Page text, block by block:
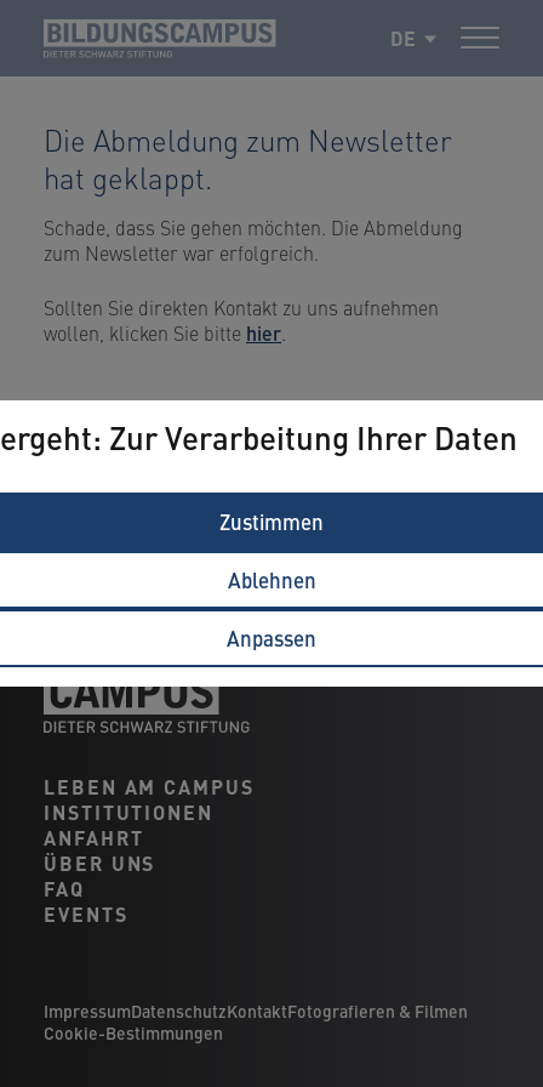
Zur Verarbeitung Ihrer Daten
Anpassen
Ablehnen
Zustimmen
DE
Die Abmeldung zum Newsletter
hat geklappt.
Schade, dass Sie gehen möchten. Die Abmeldung
zum Newsletter war erfolgreich.
Sollten Sie direkten Kontakt zu uns aufnehmen
wollen, klicken Sie bitte hier
LEBEN AM CAMPUS
INSTITUTIONEN
ANFAHRT
ÜBER UNS
FAQ
EVENTS
ImpressumDatenschutzKontaktFotografieren & Filmen
Cookie-Bestimmungen